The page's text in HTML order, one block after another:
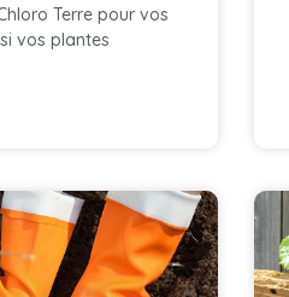
Terre pour vos
vos plantes